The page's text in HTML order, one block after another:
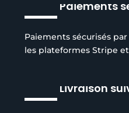
Paiements
Paiements sécurisés
les plateformes Stripe
Livraison